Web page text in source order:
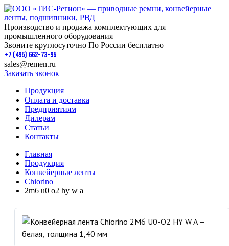
Производство и продажа комплектующих для
промышленного оборудования
Звоните круглосуточно По России бесплатно
+7 (495) 662-73-95
sales@remen.ru
Заказать звонок
Продукция
Оплата и доставка
Предприятиям
Дилерам
Статьи
Контакты
Главная
Продукция
Конвейерные ленты
Chiorino
2m6 u0 o2 hy w a